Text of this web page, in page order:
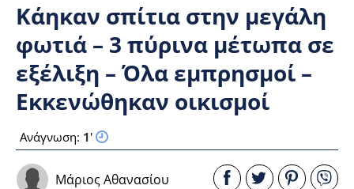
Κάηκαν σπίτια στην μεγάλη
φωτιά – 3 πύρινα μέτωπα σε
εξέλιξη – Όλα εμπρησμοί –
Εκκενώθηκαν οικισμοί
Ανάγνωση: 1'
Μάριος Αθανασίου